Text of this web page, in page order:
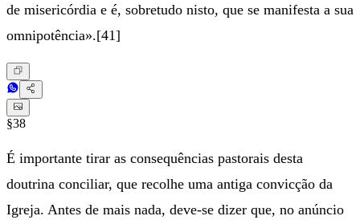
de misericórdia e é, sobretudo nisto, que se manifesta a sua
omnipotência».[41]
§38
É importante tirar as consequências pastorais desta
doutrina conciliar, que recolhe uma antiga convicção da
Igreja. Antes de mais nada, deve-se dizer que, no anúncio